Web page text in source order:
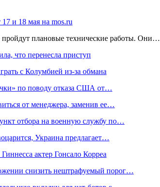
и 18 мая на mos.ru
пройдут плановые технические работы. Они…
что перенесла приступ
с Колумбией из-за обмана
по поводу отказа США от…
от менеджера, заменив ее…
отбора на военную службу по…
Украина предлагает…
актер Гонсало Корреа
снизить нештрафуемый порог…